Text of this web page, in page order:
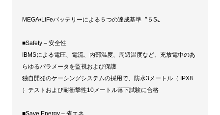
MEGA•LiFeバッテリーによる５つの達成基準〝５S〟
■Safety – 安全性
IBMSによる電圧、電流、内部温度、周辺温度など、充放電中のあ
らゆるパラメータを監視および保護
独自開発のケーシングシステムの採用で、防水3メートル（ IPX8
）テストおよび耐衝撃性10メートル落下試験に合格
■Save Energy – 省エネ